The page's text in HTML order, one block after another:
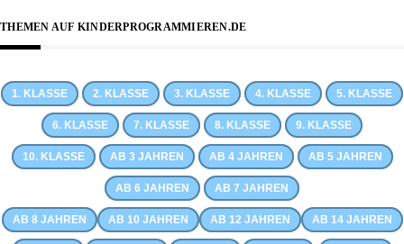
THEMEN AUF KINDERPROGRAMMIEREN.DE
1. KLASSE 2. KLASSE 3. KLASSE 4. KLASSE 5. KLASSE
6. KLASSE 7. KLASSE 8. KLASSE 9. KLASSE
10. KLASSE AB 3 JAHREN AB 4 JAHREN AB 5 JAHREN
AB 6 JAHREN AB 7 JAHREN
AB 8 JAHREN AB 10 JAHREN AB 12 JAHREN AB 14 JAHREN